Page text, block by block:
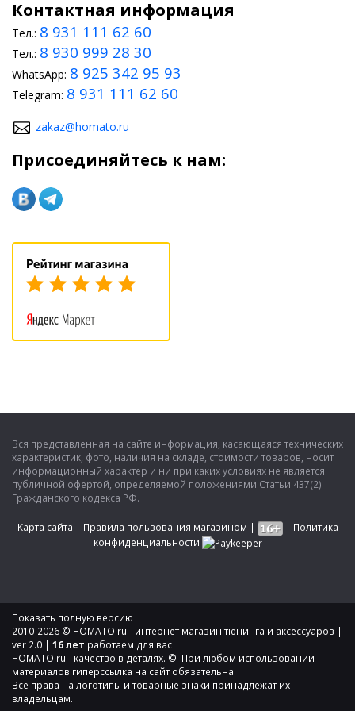
Контактная информация
Тел.: 8 931 111 62 60
Тел.: 8 930 999 28 30
WhatsApp: 8 925 342 95 93
Telegram: 8 931 111 62 60
zakaz@homato.ru
Присоединяйтесь к нам:
Вся представленная на сайте информация, касающаяся технических
характеристик, фото, наличия на складе, стоимости товаров, носит
информационный характер и ни при каких условиях не является
публичной офертой, определяемой положениями Статьи 437(2)
Гражданского кодекса РФ.
Карта сайта | Правила пользования магазином | | Политика
конфиденциальности
Показать полную версию
2010-2026 © HOMATO.ru - интернет магазин тюнинга и аксессуаров |
ver 2.0 | 16 лет работаем для вас
HOMATO.ru - качество в деталях. © При любом использовании
материалов гиперссылка на сайт обязательна.
Все права на логотипы и товарные знаки принадлежат их
владельцам.